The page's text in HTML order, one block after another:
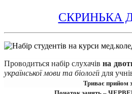
СКРИНЬКА
Проводиться набір слухачів на
української мови та біології для
Триває прийом